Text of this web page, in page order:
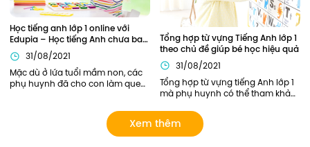
Học tiếng anh lớp 1 online với
Edupia – Học tiếng Anh chưa bao
giờ thú vị đến thế!
31/08/2021
Mặc dù ở lứa tuổi mầm non, các
phụ huynh đã cho con làm quen
tuy nhiên chỉ dừng lại ở mức làm
quen mà chưa có lộ trình bài bản
rõ ràng. Giờ đây, phụ huynh có
Tổng hợp từ vựng Tiếng Anh lớp 1
theo chủ đề giúp bé học hiệu quả
31/08/2021
Tổng hợp từ vựng tiếng Anh lớp 1
mà phụ huynh có thể tham khảo.
chọn các khóa học của Edupia
để cập nhật cho con hệ thống từ
vựng đầy đủ và bài bản nhất!
Xem thêm